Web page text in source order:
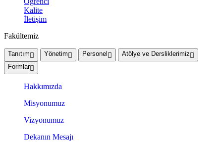
Kalite
İletişim
Fakültemiz
Tanıtım Yönetim Personel
Atölye ve Dersliklerimiz
Formlar
Hakkımızda
Misyonumuz
Vizyonumuz
Dekanın Mesajı